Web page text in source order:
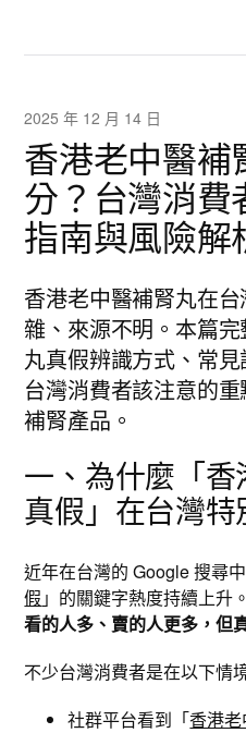
2025 年 12 月 14 日
香港老中醫補
分？台灣消費
指南與風險解
香港老中醫補腎丸在
雜、來源不明。本篇
丸真假辨識方式、常
台灣消費者該注意的
補腎產品。
一、為什麼「
真假」在台灣特
近年在台灣的 Google 搜尋
假 」的關鍵字熱度持續上升
看的人多、賣的人更多，但
不少台灣消費者是在以下情
社群平台看到「香港